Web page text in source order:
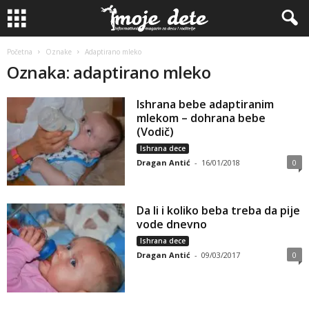
Početna Oznake Adaptirano mleko
Oznaka: adaptirano mleko
Ishrana bebe adaptiranim
mlekom – dohrana bebe
(Vodič)
Ishrana dece
Dragan Antić - 16/01/2018 0
Da li i koliko beba treba da pije
vode dnevno
Ishrana dece
Dragan Antić - 09/03/2017 0